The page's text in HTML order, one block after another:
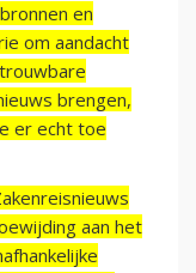
en
om aandacht
brengen,
er echt toe
aan het